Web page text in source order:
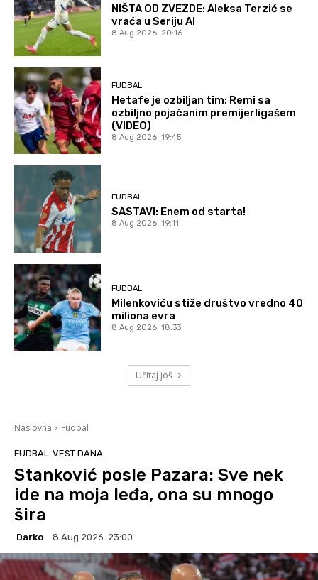
NIŠTA OD ZVEZDE: Aleksa Terzić se
vraća u Seriju A!
8 Aug 2026. 20:16
FUDBAL
Hetafe je ozbiljan tim: Remi sa
ozbiljno pojačanim premijerligašem
(VIDEO)
8 Aug 2026. 19:45
FUDBAL
SASTAVI: Enem od starta!
8 Aug 2026. 19:11
FUDBAL
Milenkoviću stiže društvo vredno 40
miliona evra
8 Aug 2026. 18:33
Učitaj još